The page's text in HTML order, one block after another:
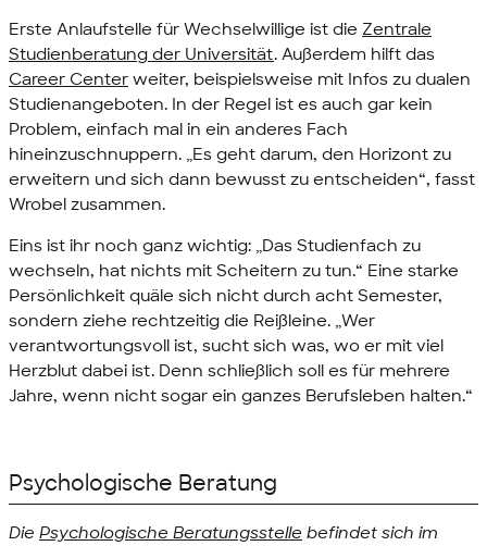
Erste Anlaufstelle für Wechselwillige ist die Zentrale
Studienberatung der Universität. Außerdem hilft das
Career Center weiter, beispielsweise mit Infos zu dualen
Studienangeboten. In der Regel ist es auch gar kein
Problem, einfach mal in ein anderes Fach
hineinzuschnuppern. „Es geht darum, den Horizont zu
erweitern und sich dann bewusst zu entscheiden“, fasst
Wrobel zusammen.
Eins ist ihr noch ganz wichtig: „Das Studienfach zu
wechseln, hat nichts mit Scheitern zu tun.“ Eine starke
Persönlichkeit quäle sich nicht durch acht Semester,
sondern ziehe rechtzeitig die Reißleine. „Wer
verantwortungsvoll ist, sucht sich was, wo er mit viel
Herzblut dabei ist. Denn schließlich soll es für mehrere
Jahre, wenn nicht sogar ein ganzes Berufsleben halten.“
Psychologische Beratung
Die Psychologische Beratungsstelle befindet sich im